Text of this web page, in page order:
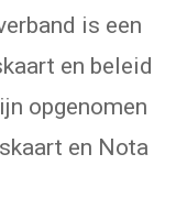
is een
en beleid
opgenomen
en Nota